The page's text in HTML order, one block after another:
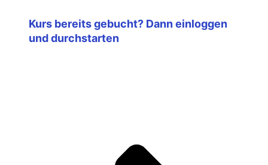
Kurs bereits gebucht? Dann einloggen
und durchstarten